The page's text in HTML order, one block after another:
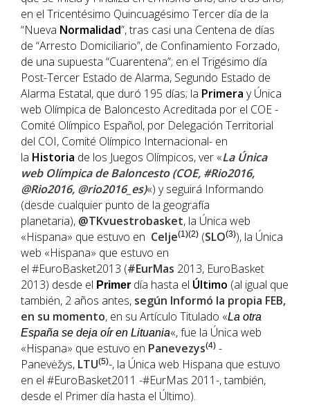
en el Tricentésimo Quincuagésimo Tercer día de la
“Nueva Normalidad”, tras casi una Centena de días
de “Arresto Domiciliario”, de Confinamiento Forzado,
de una supuesta “Cuarentena”; en el Trigésimo día
Post-Tercer Estado de Alarma, Segundo Estado de
Alarma Estatal, que duró 195 días; la Primera y Única
web Olímpica de Baloncesto Acreditada por el COE -
Comité Olímpico Español, por Delegación Territorial
del COI, Comité Olímpico Internacional- en
la Historia de los Juegos Olímpicos, ver «La Única
web Olímpica de Baloncesto (COE, #Rio2016,
@Rio2016, @rio2016_es)«) y seguirá Informando
(desde cualquier punto de la geografía
planetaria), @TKvuestrobasket, la Única web
«Hispana» que estuvo en Celje(1)(2) (SLO(3)), la Única
web «Hispana» que estuvo en
el #EuroBasket2013 (#EurMas 2013, EuroBasket
2013) desde el Primer día hasta el Último (al igual que
también, 2 años antes, según Informó la propia FEB,
en su momento, en su Artículo Titulado «La otra
España se deja oír en Lituania«, fue la Única web
«Hispana» que estuvo en Panevezys(4) -
Panevėžys, LTU(5)-, la Única web Hispana que estuvo
en el #EuroBasket2011 -#EurMas 2011-, también,
desde el Primer día hasta el Último).